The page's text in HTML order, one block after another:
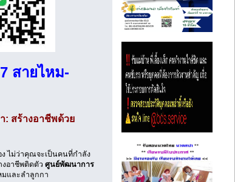
สายไหม-
: สร้างอาชีพด้วย
ไม่ว่าคุณจะเป็นคนที่กำลัง
งอาชีพติดตัว ศูนย์พัฒนาการ
และลำลูกกา